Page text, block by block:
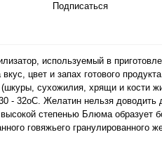
Подписаться
используемый в
цвет и запах готового
сухожилия, хрящи и кости
- 32oC. Желатин нельзя доводить
степенью Блюма образует
говяжьего гранулированного